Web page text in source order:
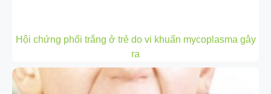
Hội chứng phổi trắng ở trẻ do vi khuẩn mycoplasma gây
ra